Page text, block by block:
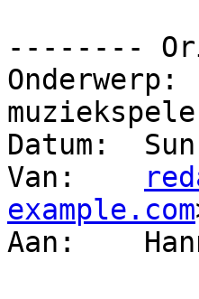
--------
Onderwerp: 	Re: [gnome-nl] "Banshee-
Datum: 	Sun, 1 May 2011 11:48:24 +0200
example.com
Aan: